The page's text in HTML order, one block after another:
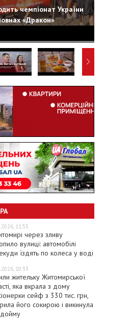
чемпіонат України
«Дракон»
11:55
через зливу
вулиці: автомобілі
їздять по колеса у воді
10:33
жительку Житомирської
яка вкрала з дому
сейф з 330 тис. грн,
його сокирою і викинула